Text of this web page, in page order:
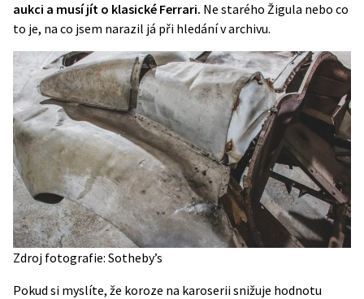
aukci a musí jít o klasické Ferrari. Ne starého Žigula nebo co
to je, na co jsem narazil já při hledání v archivu.
Zdroj fotografie: Sotheby’s
Pokud si myslíte, že koroze na karoserii snižuje hodnotu